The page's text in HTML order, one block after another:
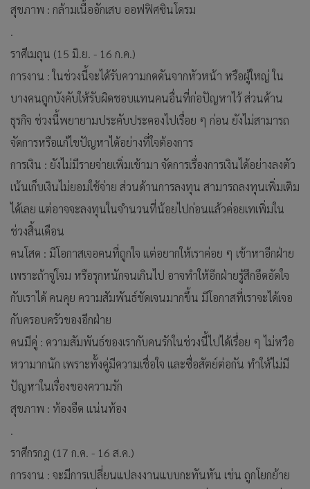
สุขภาพ : กล้ามเนื้ออักเสบ ออฟฟิศซินโดรม
.
ราศีเมถุน (15 มิ.ย. - 16 ก.ค.)
การงาน : ในช่วงนี้จะได้รับความกดดันจากหัวหน้า หรือผู้ใหญ่ ใน
บางคนถูกบังคับให้รับผิดชอบแทนคนอื่นที่ก่อปัญหาไว้ ส่วนด้าน
ธุรกิจ ช่วงนี้พยายามประคับประคองไปเรื่อย ๆ ก่อน ยังไม่สามารถ
จัดการหรือแก้ไขปัญหาได้อย่างที่ใจต้องการ
การเงิน : ยังไม่มีรายจ่ายเพิ่มเข้ามา จัดการเรื่องการเงินได้อย่างลงตัว
เน้นเก็บเงินไม่ยอมใช้จ่าย ส่วนด้านการลงทุน สามารถลงทุนเพิ่มเติม
ได้เลย แต่อาจจะลงทุนในจำนวนที่น้อยไปก่อนแล้วค่อยเทเพิ่มใน
ช่วงสิ้นเดือน
คนโสด : มีโอกาสเจอคนที่ถูกใจ แต่อยากให้เราค่อย ๆ เข้าหาอีกฝ่าย
เพราะถ้าจู่โจม หรือรุกหนักจนเกินไป อาจทำให้อีกฝ่ายรู้สึกอึดอัดใจ
กับเราได้ คนคุย ความสัมพันธ์ชัดเจนมากขึ้น มีโอกาสที่เราจะได้เจอ
กับครอบครัวของอีกฝ่าย
คนมีคู่ : ความสัมพันธ์ของเรากับคนรักในช่วงนี้ไปได้เรื่อย ๆ ไม่หวือ
หวามากนัก เพราะทั้งคู่มีความเชื่อใจ และซื่อสัตย์ต่อกัน ทำให้ไม่มี
ปัญหาในเรื่องของความรัก
สุขภาพ : ท้องอืด แน่นท้อง
.
ราศีกรกฎ (17 ก.ค. - 16 ส.ค.)
การงาน : จะมีการเปลี่ยนแปลงงานแบบกะทันหัน เช่น ถูกโยกย้าย